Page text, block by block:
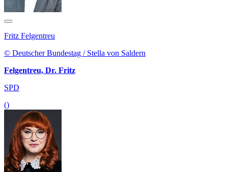
Fritz Felgentreu
© Deutscher Bundestag / Stella von Saldern
Felgentreu, Dr. Fritz
SPD
()